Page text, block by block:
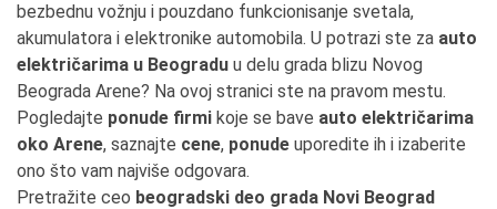
bezbednu vožnju i pouzdano funkcionisanje svetala,
akumulatora i elektronike automobila. U potrazi ste za auto
električarima u Beogradu u delu grada blizu Novog
Beograda Arene? Na ovoj stranici ste na pravom mestu.
Pogledajte ponude firmi koje se bave auto električarima
oko Arene, saznajte cene, ponude uporedite ih i izaberite
ono što vam najviše odgovara.
Pretražite ceo beogradski deo grada Novi Beograd